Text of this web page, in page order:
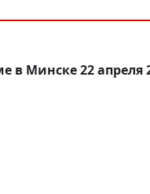
Минске 22 апреля